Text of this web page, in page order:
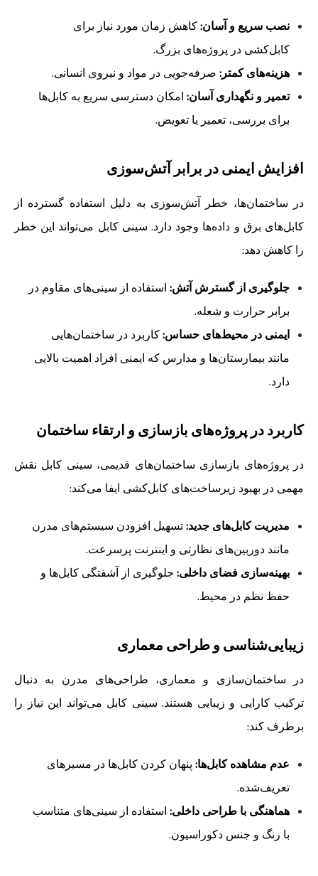
نصب سریع و آسان: کاهش زمان مورد نیاز برای
کابل‌کشی در پروژه‌های بزرگ.
هزینه‌های کمتر: صرفه‌جویی در مواد و نیروی انسانی.
تعمیر و نگهداری آسان: امکان دسترسی سریع به کابل‌ها
برای بررسی، تعمیر یا تعویض.
افزایش ایمنی در برابر آتش‌سوزی
در ساختمان‌ها، خطر آتش‌سوزی به دلیل استفاده گسترده از
کابل‌های برق و داده‌ها وجود دارد. سینی کابل می‌تواند این خطر
را کاهش دهد:
جلوگیری از گسترش آتش: استفاده از سینی‌های مقاوم در
برابر حرارت و شعله.
ایمنی در محیط‌های حساس: کاربرد در ساختمان‌هایی
مانند بیمارستان‌ها و مدارس که ایمنی افراد اهمیت بالایی
دارد.
کاربرد در پروژه‌های بازسازی و ارتقاء ساختمان
در پروژه‌های بازسازی ساختمان‌های قدیمی، سینی کابل نقش
مهمی در بهبود زیرساخت‌های کابل‌کشی ایفا می‌کند:
مدیریت کابل‌های جدید: تسهیل افزودن سیستم‌های مدرن
مانند دوربین‌های نظارتی و اینترنت پرسرعت.
بهینه‌سازی فضای داخلی: جلوگیری از آشفتگی کابل‌ها و
حفظ نظم در محیط.
زیبایی‌شناسی و طراحی معماری
در ساختمان‌سازی و معماری، طراحی‌های مدرن به دنبال
ترکیب کارایی و زیبایی هستند. سینی کابل می‌تواند این نیاز را
برطرف کند:
عدم مشاهده کابل‌ها: پنهان کردن کابل‌ها در مسیرهای
تعریف‌شده.
هماهنگی با طراحی داخلی: استفاده از سینی‌های متناسب
با رنگ و جنس دکوراسیون.